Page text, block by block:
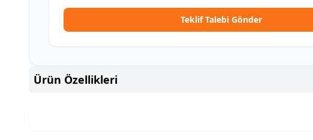
Teklif Talebi Gönder
Ürün Özellikleri